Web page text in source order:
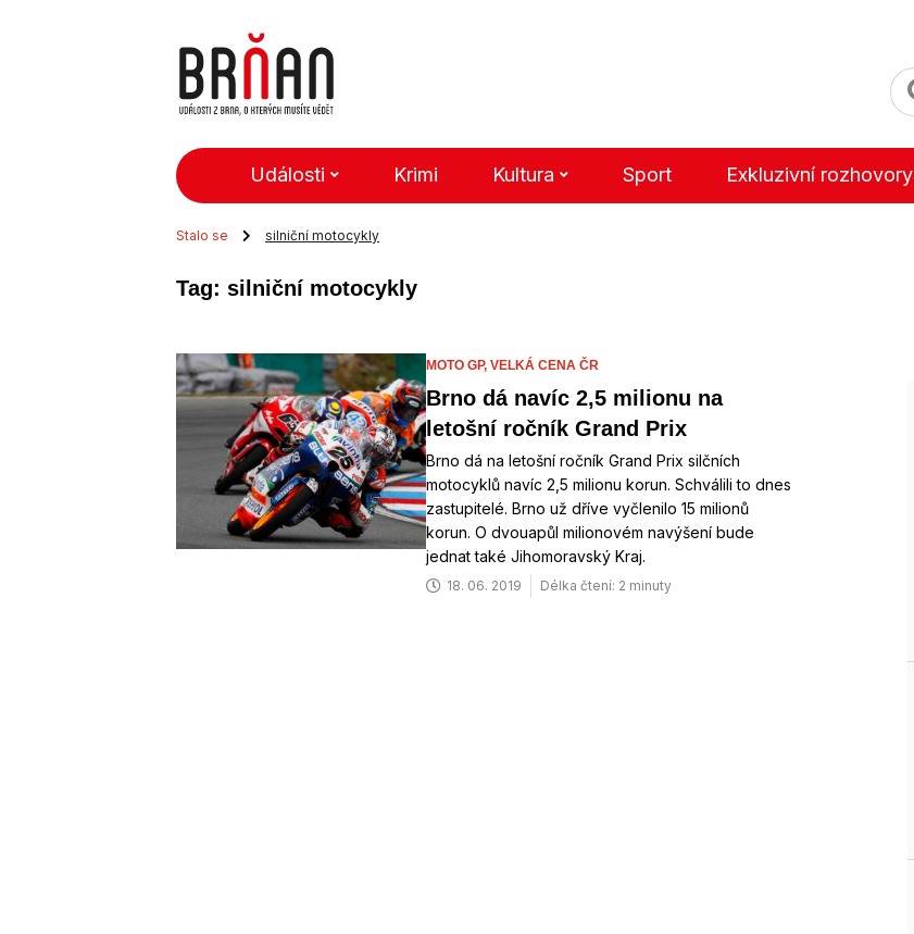
Události Krimi Kultura Sport Exkluzivní rozhovory
Stalo se silniční motocykly
Tag: silniční motocykly
MOTO GP, VELKÁ CENA ČR
Brno dá navíc 2,5 milionu na
letošní ročník Grand Prix
Brno dá na letošní ročník Grand Prix silčních
motocyklů navíc 2,5 milionu korun. Schválili to dnes
zastupitelé. Brno už dříve vyčlenilo 15 milionů
korun. O dvouapůl milionovém navýšení bude
jednat také Jihomoravský Kraj.
18. 06. 2019 Délka čtení: 2 minuty